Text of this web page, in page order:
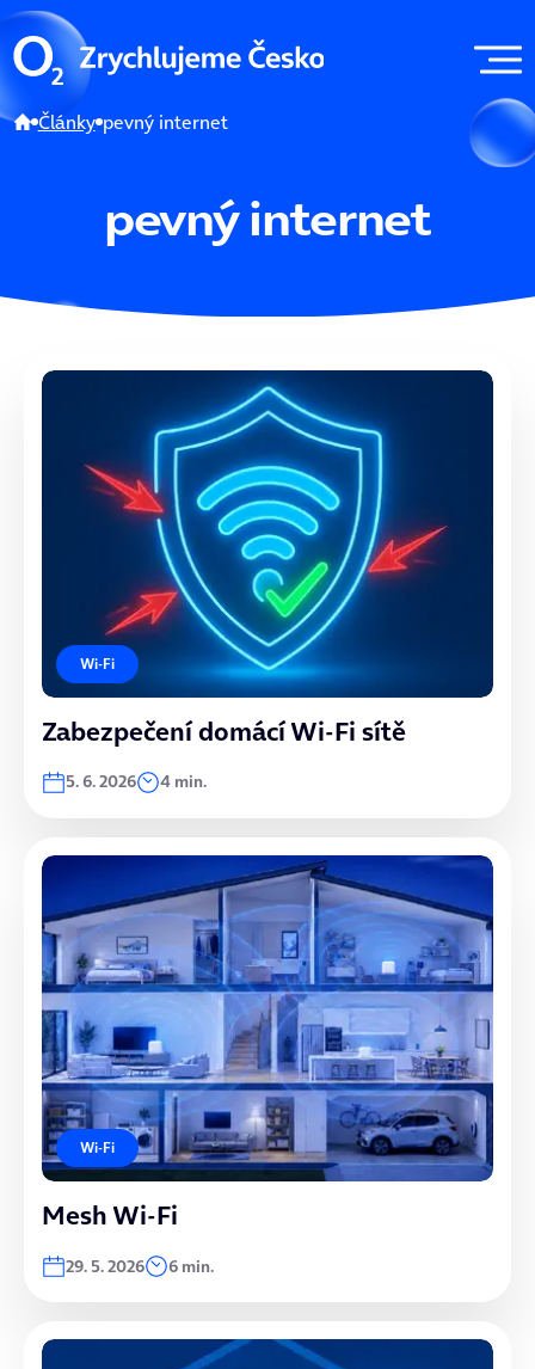
Články pevný internet
pevný internet
Wi-Fi
Zabezpečení domácí Wi-Fi sítě
5. 6. 2026 4 min.
Wi-Fi
Mesh Wi-Fi
29. 5. 2026 6 min.